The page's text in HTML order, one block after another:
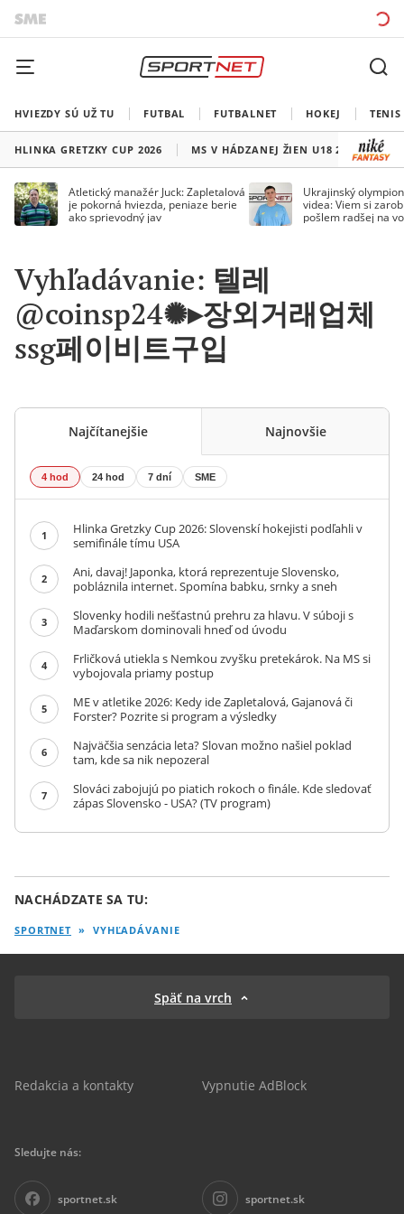
HVIEZDY SÚ UŽ TU FUTBAL FUTBALNET HOKEJ TENIS
HLINKA GRETZKY CUP 2026 MS V HÁDZANEJ ŽIEN U18 2026
Atletický manažér Juck: Zapletalová
je pokorná hviezda, peniaze berie
ako sprievodný jav
Ukrajinský
videa: Viem si
pošlem radšej na
Vyhľadávanie: 텔레
@coinsp24✺▸장외거래업체
ssg페이비트구입
Najčítanejšie Najnovšie
4 hod 24 hod 7 dní SME
1
Hlinka Gretzky Cup 2026: Slovenskí hokejisti podľahli v
semifinále tímu USA
2
Ani, davaj! Japonka, ktorá reprezentuje Slovensko,
pobláznila internet. Spomína babku, srnky a sneh
3
Slovenky hodili nešťastnú prehru za hlavu. V súboji s
Maďarskom dominovali hneď od úvodu
4
Frličková utiekla s Nemkou zvyšku pretekárok. Na MS si
vybojovala priamy postup
5
ME v atletike 2026: Kedy ide Zapletalová, Gajanová či
Forster? Pozrite si program a výsledky
6
Najväčšia senzácia leta? Slovan možno našiel poklad
tam, kde sa nik nepozeral
7
Slováci zabojujú po piatich rokoch o finále. Kde sledovať
zápas Slovensko - USA? (TV program)
NACHÁDZATE SA TU:
SPORTNET » VYHĽADÁVANIE
Späť na vrch
Redakcia a kontakty Vypnutie AdBlock
Sledujte nás:
sportnet.sk sportnet.sk